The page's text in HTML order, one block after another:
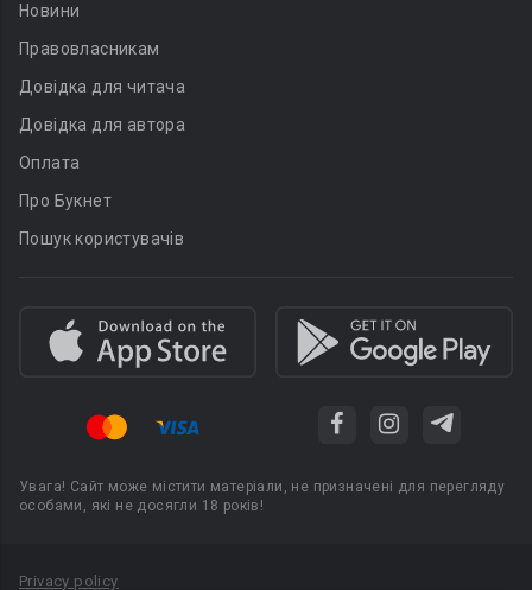
Новини
Правовласникам
Довідка для читача
Довідка для автора
Оплата
Про Букнет
Пошук користувачів
Увага! Сайт може містити матеріали, не призначені для перегляду
особами, які не досягли 18 років!
Privacy policy